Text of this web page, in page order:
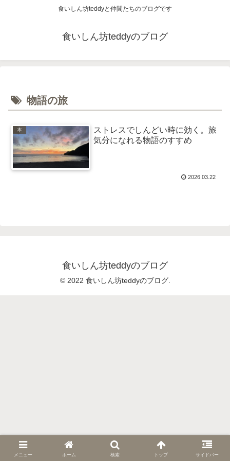
食いしん坊teddyと仲間たちのブログです
食いしん坊teddyのブログ
物語の旅
本
ストレスでしんどい時に効く。旅
気分になれる物語のすすめ
2026.03.22
食いしん坊teddyのブログ
© 2022 食いしん坊teddyのブログ.
メニュー ホーム 検索 トップ サイドバー